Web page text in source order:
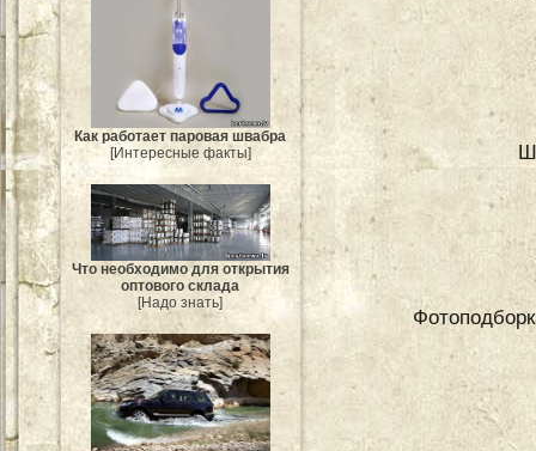
Как работает паровая швабра
[Интересные факты]
Что необходимо для открытия
оптового склада
[Надо знать]